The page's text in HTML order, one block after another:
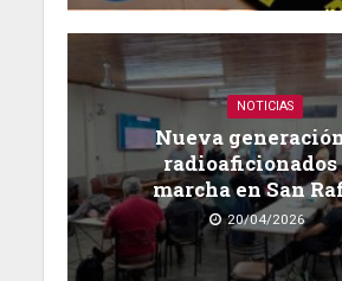
NOTICIAS
Nueva
radioaficionados
marcha en San
20/04/2026